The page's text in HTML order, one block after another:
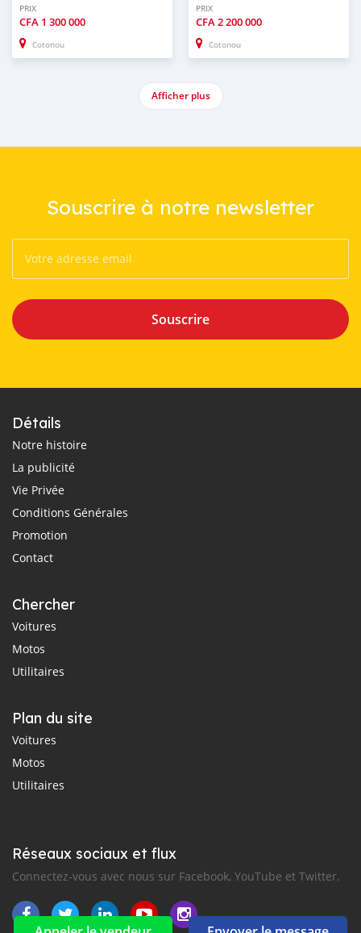
PRIX
CFA 1 300 000
Cotonou
PRIX
CFA2 200 000
Cotonou
Afficher plus
Souscrire à notre newsletter
Souscrire
Détails
Notre histoire
La publicité
Vie Privée
Conditions Générales
Promotion
Contact
Chercher
Voitures
Motos
Utilitaires
Plan du site
Voitures
Motos
Utilitaires
Réseaux sociaux et flux
Connectez-vous avec nous sur Facebook, YouTube et Twitter.